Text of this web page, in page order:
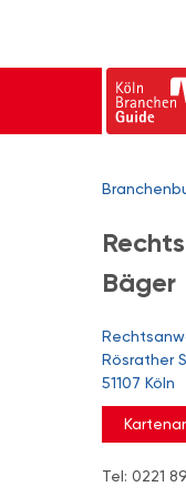
Bäger
Rösrather
51107 Köln
Tel: 0221